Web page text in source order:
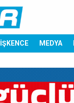
İŞKENCE MEDYA